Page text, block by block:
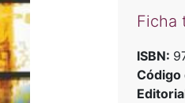
Ficha
ISBN:
Código